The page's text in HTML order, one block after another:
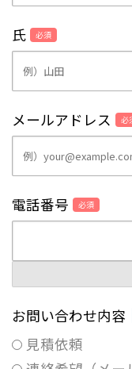
氏 必須
メールアドレス 必
電話番号 必須
お問い合わせ内容
見積依頼